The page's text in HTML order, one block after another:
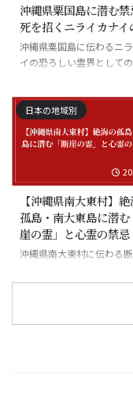
沖縄県粟国島に潜む禁
死を招くニライカナイ
沖縄県粟国島に伝わるニ
イの恐ろしい霊界として
日本の地域別
【沖縄県南大東村】
孤島・南大東島に潜
崖の霊」と心霊の禁忌
沖縄県南大東村に伝わる